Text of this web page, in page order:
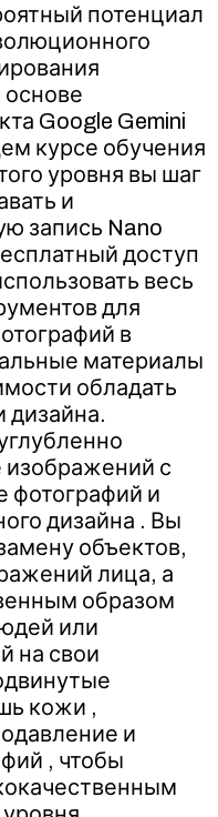
потенциал
основе
Google Gemini
курсе обучения
уровня вы шаг
и
запись Nano
доступ
весь
для
в
материалы
обладать
изображений с
и
дизайна . Вы
объектов,
лица, а
образом
или
на свои
кожи ,
и
, чтобы